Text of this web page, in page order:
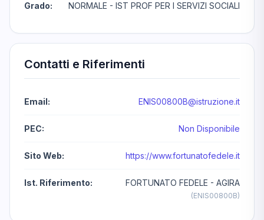
Grado: NORMALE - IST PROF PER I SERVIZI SOCIALI
Contatti e Riferimenti
Email: ENIS00800B@istruzione.it
PEC: Non Disponibile
Sito Web: https://www.fortunatofedele.it
Ist. Riferimento: FORTUNATO FEDELE - AGIRA
(ENIS00800B)